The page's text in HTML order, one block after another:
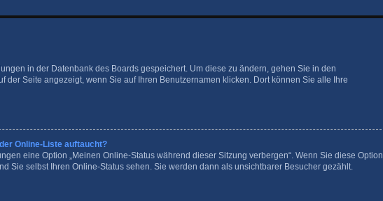
in der Datenbank des Boards gespeichert. Um diese zu ändern, gehen Sie in den
der Seite angezeigt, wenn Sie auf Ihren Benutzernamen klicken. Dort können Sie alle Ihre
Online-Liste auftaucht?
eine Option „Meinen Online-Status während dieser Sitzung verbergen“. Wenn Sie diese Option
Sie selbst Ihren Online-Status sehen. Sie werden dann als unsichtbarer Besucher gezählt.